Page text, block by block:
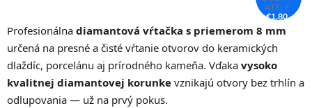
Profesionálna diamantová vŕtačka s priemerom 8 mm
určená na presné a čisté vŕtanie otvorov do keramických
dlaždíc, porcelánu aj prírodného kameňa. Vďaka vysoko
kvalitnej diamantovej korunke vznikajú otvory bez trhlín a
odlupovania — už na prvý pokus.
€1,80